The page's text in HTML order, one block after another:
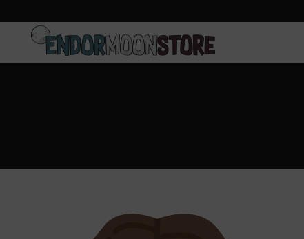
Inicio Pre-pedidos